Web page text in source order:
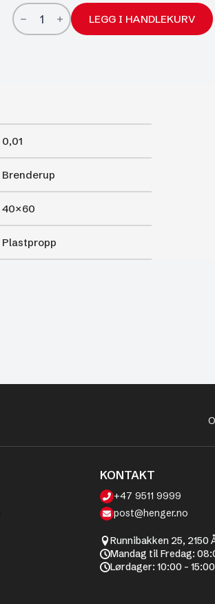
Plastpropp
Sort,
40x60mm
LEGG I HANDLEKURV
0,01
Brenderup
40×60
Plastpropp
KONTAKT
+47 9511 9999
post@henger.no
Runnibakken 25, 2150
Mandag til Fredag:
Lørdager: 10:00 - 15:00